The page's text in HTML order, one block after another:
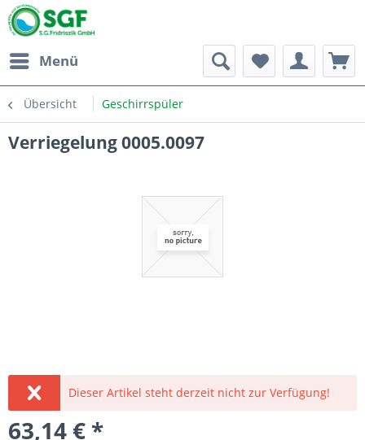
Menü
Übersicht Geschirrspüler
Verriegelung 0005.0097
Dieser Artikel steht derzeit nicht zur Verfügung!
63,14 € *